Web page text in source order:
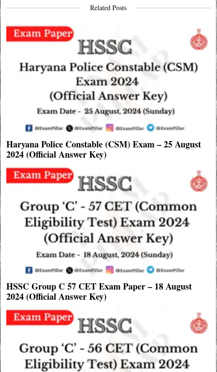
Related Posts
Haryana Police Constable (CSM) Exam – 25 August
2024 (Official Answer Key)
HSSC Group C 57 CET Exam Paper – 18 August
2024 (Official Answer Key)